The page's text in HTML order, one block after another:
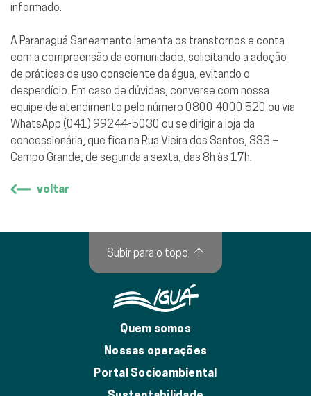
informado.
A Paranaguá Saneamento lamenta os transtornos e conta
com a compreensão da comunidade, solicitando a adoção
de práticas de uso consciente da água, evitando o
desperdício. Em caso de dúvidas, converse com nossa
equipe de atendimento pelo número 0800 4000 520 ou via
WhatsApp (041) 99244-5030 ou se dirigir a loja da
concessionária, que fica na Rua Vieira dos Santos, 333 –
Campo Grande, de segunda a sexta, das 8h às 17h.
voltar
Quem somos
Nossas operações
Portal Socioambiental
Subir para o topo ↑